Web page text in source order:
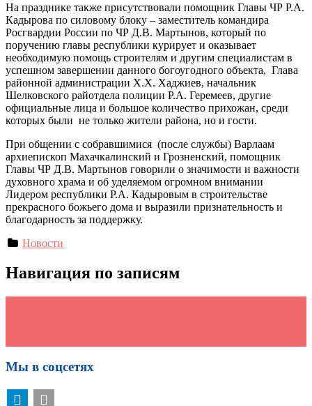
На празднике также присутствовали помощник Главы ЧР Р.А.
Кадырова по силовому блоку – заместитель командира
Росгвардии России по ЧР Д.В. Мартынов, который по
поручению главы республики курирует и оказывает
необходимую помощь строителям и другим специалистам в
успешном завершении данного богоугодного объекта, Глава
районной администрации Х.Х. Хаджиев, начальник
Шелковского райотдела полиции Р.А. Геремеев, другие
официальные лица и большое количество прихожан, среди
которых были не только жители района, но и гости.
При общении с собравшимися (после службы) Варлаам
архиепископ Махачкалинский и Грозненский, помощник
Главы ЧР Д.В. Мартынов говорили о значимости и важности
духовного храма и об уделяемом огромном внимании
Лидером республики Р.А. Кадыровым в строительстве
прекрасного божьего дома и выразили признательность и
благодарность за поддержку.
Новости
Навигация по записям
Мы в соцсетях